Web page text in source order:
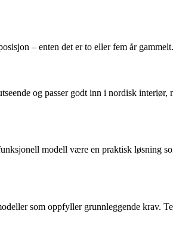
– enten det er to eller fem år gammelt.
og passer godt inn i nordisk interiør,
modell være en praktisk løsning
som oppfyller grunnleggende krav.